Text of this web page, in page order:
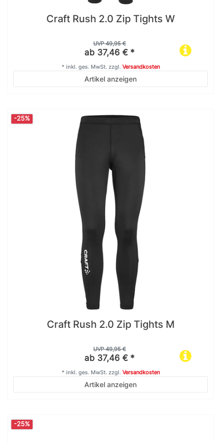
Craft Rush 2.0 Zip Tights W
UVP 49,95 €
ab 37,46 € *
Artikel anzeigen
* inkl. ges. MwSt.zzgl. Versandkosten
-25%
Craft Rush 2.0 Zip Tights M
UVP 49,95 €
ab 37,46 € *
Artikel anzeigen
* inkl. ges. MwSt.zzgl. Versandkosten
-25%